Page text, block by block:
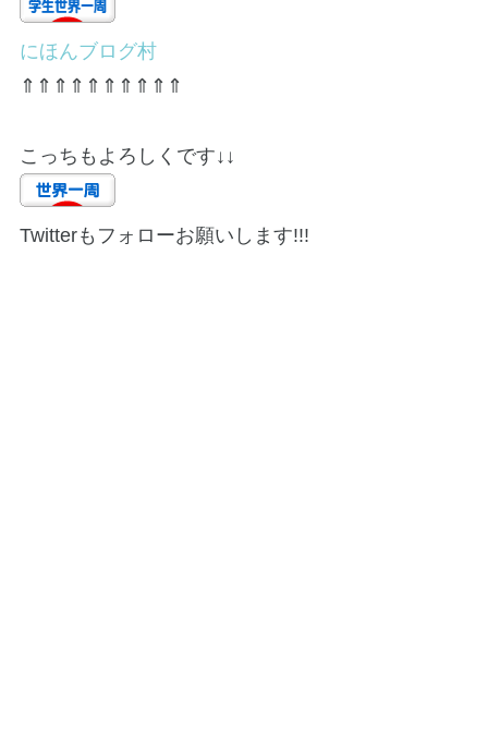
にほんブログ村
⇑⇑⇑⇑⇑⇑⇑⇑⇑⇑
こっちもよろしくです↓↓
Twitterもフォローお願いします!!!